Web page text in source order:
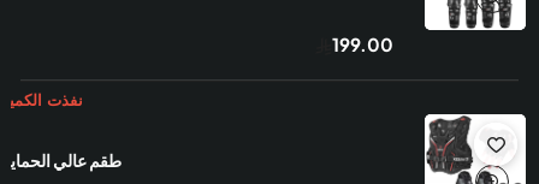
199.00
طقم عالي الحمايه